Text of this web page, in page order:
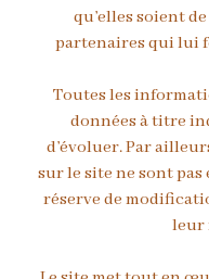
qu’elles soient
partenaires qui lui
Toutes les
données à titre
d’évoluer. Par
sur le site ne sont
réserve de
leur